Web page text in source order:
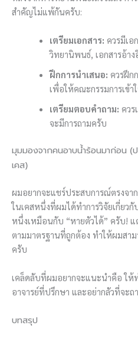
สำคัญไม่แพ้กันครับ:
เตรียมเอกสาร: ควรมีเอ
วิทยานิพนธ์, เอกสารอ้า
ฝึกการนำเสนอ: ควรฝึก
เพื่อให้คณะกรรมการเข้า
เตรียมตอบคำถาม: คว
จะมีการถามครับ
มุมมองจากคนอาบน้ำร้อนมาก่อน
เคส)
ผมอยากจะแชร์ประสบการณ์ตรงจ
ในเคสหนึ่งที่ผมได้ทำการวิจัยเกี่ยว
หนึ่งเหมือนกับ “หายตัวได้” ครับ!
ตามมาตรฐานที่ถูกต้อง ทำให้ผมสา
ครับ
เคล็ดลับที่ผมอยากจะแนะนำคือ ใ
อาจารย์ที่ปรึกษา และอย่ากลัวที่จะ
บทสรุป